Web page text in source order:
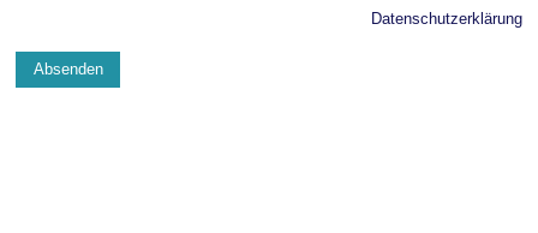
Datenschutzerklärung